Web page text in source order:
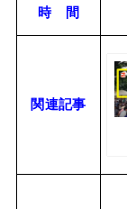
時 間
関連記事